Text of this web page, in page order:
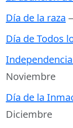
Día de la raza
Día de Todos
Noviembre
Día de la
Diciembre